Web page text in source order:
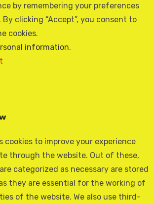
by remembering your preferences
clicking “Accept”, you consent to
cookies.
information.
cookies to improve your experience
through the website. Out of these,
categorized as necessary are stored
they are essential for the working of
of the website. We also use third-